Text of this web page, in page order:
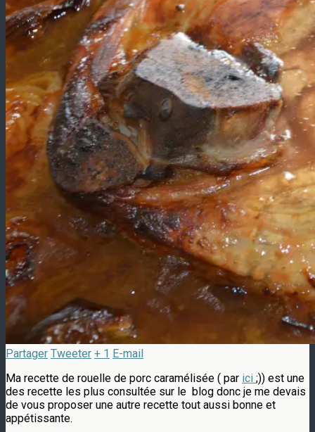
Partager Tweeter + 1 E-mail
Ma recette de rouelle de porc caramélisée ( par ici ;)) est une
des recette les plus consultée sur le blog donc je me devais
de vous proposer une autre recette tout aussi bonne et
appétissante.